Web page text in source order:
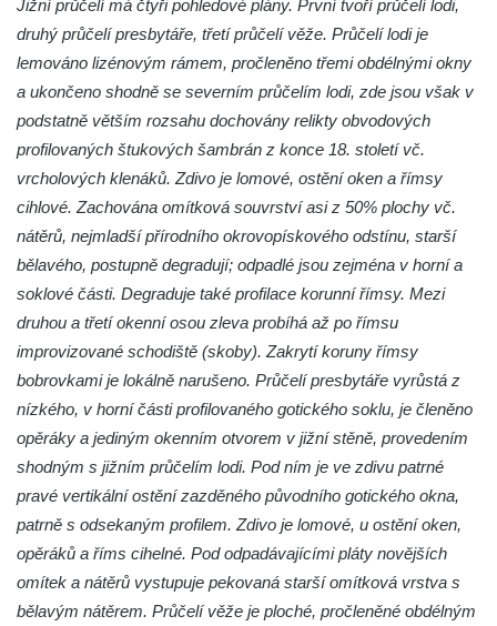
Kaple svatého Jana Nepomuckého v Lišnici
Hřbitovní kaple v Chotyni
Kaple Čtrnácti svatých pomocníků v
Grabštejně
Hřbitovní kaple v Hrádku nad Nisou
Márnice na hřbitově ve Sněžné
Kostel Panny Marie Sněžné ve Sněžné
Kaple Nejsvětější Trojice ve Sněžné
Hřbitovní kaple v Horním Podluží
Kostel svaté Máří Magdalény v Božanově
Kostel svatého Bartoloměje ve Velkém
Šenově
Kaple Anděla Strážce na Valdeku
Hřbitovní kaple v Lipové
Jižní průčelí má čtyři pohledové plány. První tvoří průčelí lodi,
druhý průčelí presbytáře, třetí průčelí věže. Průčelí lodi je
lemováno lizénovým rámem, pročleněno třemi obdélnými okny
a ukončeno shodně se severním průčelím lodi, zde jsou však v
podstatně větším rozsahu dochovány relikty obvodových
profilovaných štukových šambrán z konce 18. století vč.
vrcholových klenáků. Zdivo je lomové, ostění oken a římsy
cihlové. Zachována omítková souvrství asi z 50% plochy vč.
nátěrů, nejmladší přírodního okrovopískového odstínu, starší
bělavého, postupně degradují; odpadlé jsou zejména v horní a
soklové části. Degraduje také profilace korunní římsy. Mezi
druhou a třetí okenní osou zleva probíhá až po římsu
improvizované schodiště (skoby). Zakrytí koruny římsy
bobrovkami je lokálně narušeno. Průčelí presbytáře vyrůstá z
nízkého, v horní části profilovaného gotického soklu, je členěno
opěráky a jediným okenním otvorem v jižní stěně, provedením
shodným s jižním průčelím lodi. Pod ním je ve zdivu patrné
pravé vertikální ostění zazděného původního gotického okna,
patrně s odsekaným profilem. Zdivo je lomové, u ostění oken,
opěráků a říms cihelné. Pod odpadávajícími pláty novějších
omítek a nátěrů vystupuje pekovaná starší omítková vrstva s
bělavým nátěrem. Průčelí věže je ploché, pročleněné obdélným